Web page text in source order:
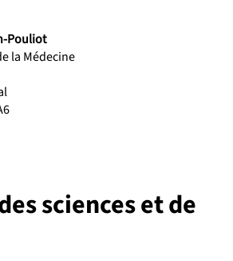
Pouliot
la Médecine
sciences et de